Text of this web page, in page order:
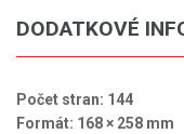
DODATKOVÉ
Počet stran: 144
Formát: 168 × 258 mm